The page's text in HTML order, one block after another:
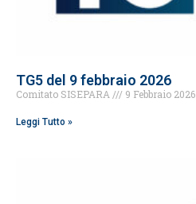
TG5 del 9 febbraio 2026
Comitato SISEPARA 9 Febbraio 2026
Leggi Tutto »